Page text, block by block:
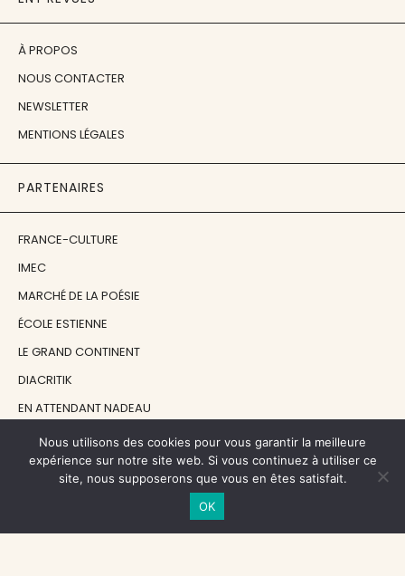
À PROPOS
NOUS CONTACTER
NEWSLETTER
MENTIONS LÉGALES
PARTENAIRES
FRANCE-CULTURE
IMEC
MARCHÉ DE LA POÉSIE
ÉCOLE ESTIENNE
LE GRAND CONTINENT
DIACRITIK
EN ATTENDANT NADEAU
NOS SOUTIENS
Nous utilisons des cookies pour vous garantir la meilleure
expérience sur notre site web. Si vous continuez à utiliser ce
site, nous supposerons que vous en êtes satisfait.
OK